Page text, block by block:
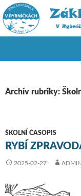
Archiv rubriky:
ŠKOLNÍ ČASOPIS
RYBÍ
2025-02-27 ADMIN